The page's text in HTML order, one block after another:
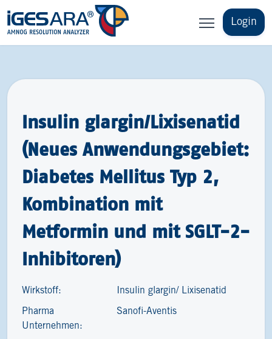
Login
Insulin glargin/Lixisenatid
(Neues Anwendungsgebiet:
Diabetes Mellitus Typ 2,
Kombination mit
Metformin und mit SGLT-​2-
Inhibitoren)
Wirkstoff: Insulin glargin/ Lixisenatid
Pharma
Unternehmen:
Sanofi-Aventis